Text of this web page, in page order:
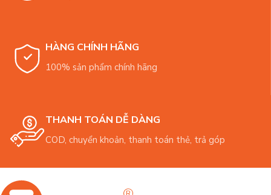
HÀNG CHÍNH HÃNG
100% sản phẩm chính hãng
THANH TOÁN DỄ DÀNG
COD, chuyển khoản, thanh toán thẻ, trả góp